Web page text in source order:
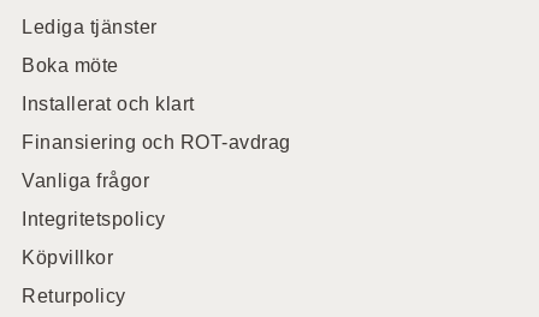
Lediga tjänster
Boka möte
Installerat och klart
Finansiering och ROT-avdrag
Vanliga frågor
Integritetspolicy
Köpvillkor
Returpolicy